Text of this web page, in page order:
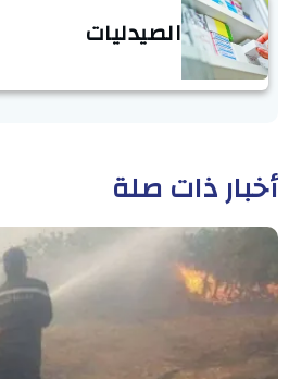
الصيدليات
أخبار ذات صلة